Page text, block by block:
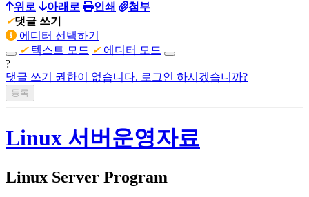
Apple iMac 2009 late(Intel E7600)
Apple MacMini 2018(Intel i5-8500B, A1993)
homebuilt computer(
Legend, Intel A770)
Beelink SER 7 (AMD Ryzen 7840HS)
Notebook :
위로 아래로 인쇄
첨부
✔댓글 쓰기
에디터 선택하기
✔ 텍스트 모드 ✔ 에디터 모드
?
댓글 쓰기 권한이 없습니다. 로그인 하시겠습니까?
Linux 서버운영자료
Linux Server Program